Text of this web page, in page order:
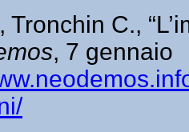
C.,
, 7 gennaio